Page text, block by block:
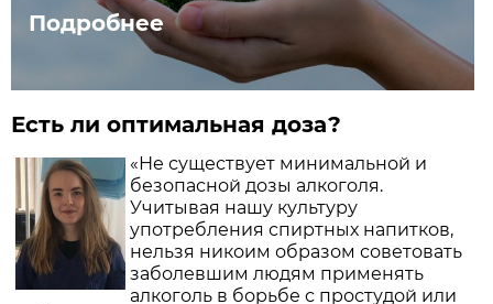
Подробнее
Есть ли оптимальная доза?
«Не существует минимальной и
безопасной дозы алкоголя.
Учитывая нашу культуру
употребления спиртных напитков,
нельзя никоим образом советовать
заболевшим людям применять
алкоголь в борьбе с простудой или